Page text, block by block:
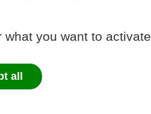
you want to activate
all